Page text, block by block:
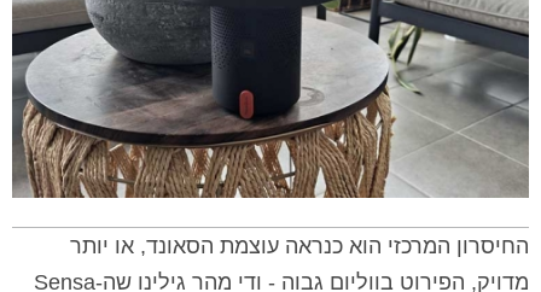
החיסרון המרכזי הוא כנראה עוצמת הסאונד, או יותר
מדויק, הפירוט בווליום גבוה - ודי מהר גילינו שה-Sensa